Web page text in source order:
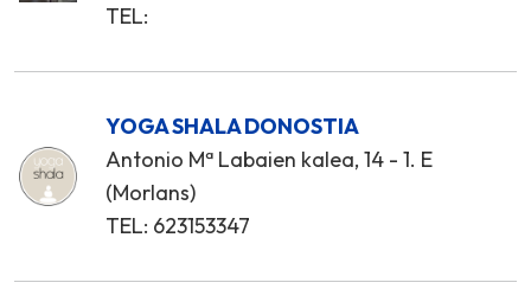
TEL:
YOGA SHALA DONOSTIA
Antonio Mª Labaien kalea, 14 - 1. E
(Morlans)
TEL: 623153347